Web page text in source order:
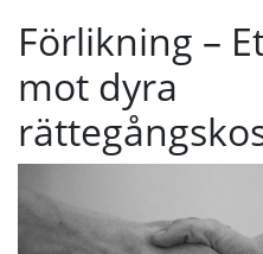
Förlikning –
mot dyra